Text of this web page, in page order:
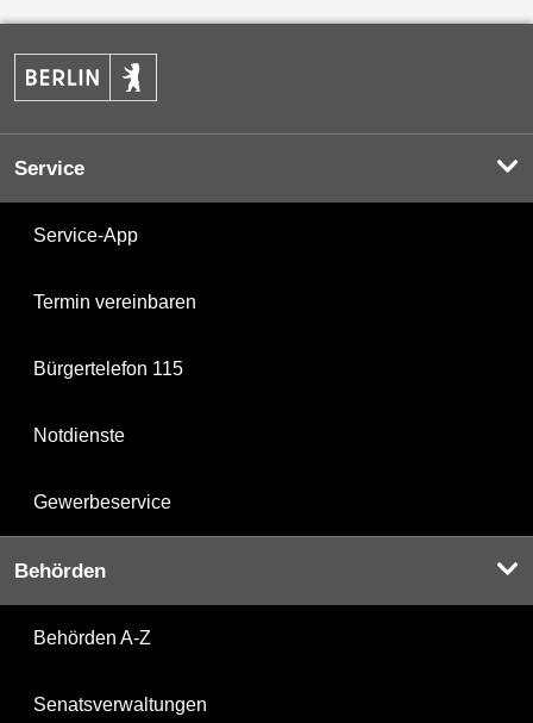
Service
Service-App
Termin vereinbaren
Bürgertelefon 115
Notdienste
Gewerbeservice
Behörden
Behörden A-Z
Senatsverwaltungen